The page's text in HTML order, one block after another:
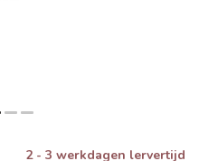
2 - 3 werkdagen lervertijd